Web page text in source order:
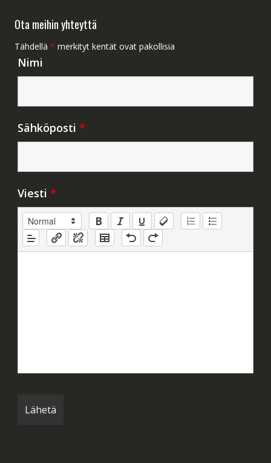
Ota meihin yhteyttä
Tähdellä * merkityt kentät ovat pakollisia
Nimi
Sähköposti *
Viesti *